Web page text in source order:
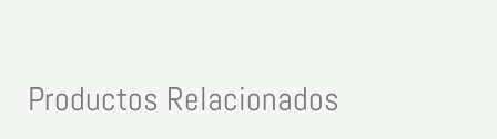
Productos Relacionados